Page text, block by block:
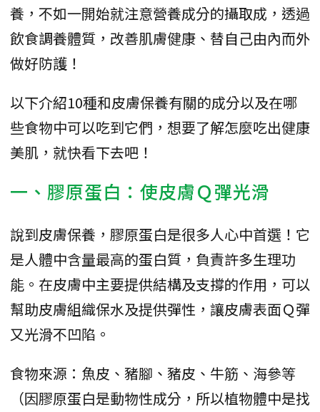
養，不如一開始就注意營養成分的攝取成，透過
飲食調養體質，改善肌膚健康、替自己由內而外
做好防護！
以下介紹10種和皮膚保養有關的成分以及在哪
些食物中可以吃到它們，想要了解怎麼吃出健康
美肌，就快看下去吧！
一、膠原蛋白：使皮膚Ｑ彈光滑
說到皮膚保養，膠原蛋白是很多人心中首選！它
是人體中含量最高的蛋白質，負責許多生理功
能。在皮膚中主要提供結構及支撐的作用，可以
幫助皮膚組織保水及提供彈性，讓皮膚表面Ｑ彈
又光滑不凹陷。
食物來源：魚皮、豬腳、豬皮、牛筋、海參等
（因膠原蛋白是動物性成分，所以植物體中是找